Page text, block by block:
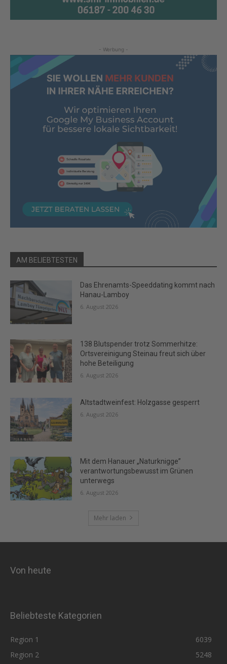
- Werbung -
AM BELIEBTESTEN
Das Ehrenamts-Speeddating kommt nach
Hanau-Lamboy
6. August 2026
138 Blutspender trotz Sommerhitze:
Ortsvereinigung Steinau freut sich über
hohe Beteiligung
6. August 2026
Altstadtweinfest: Holzgasse gesperrt
6. August 2026
Mit dem Hanauer „Naturknigge”
verantwortungsbewusst im Grünen
unterwegs
6. August 2026
Mehr laden
Von heute
Beliebteste Kategorien
Region 1
6039
Region 2
5248